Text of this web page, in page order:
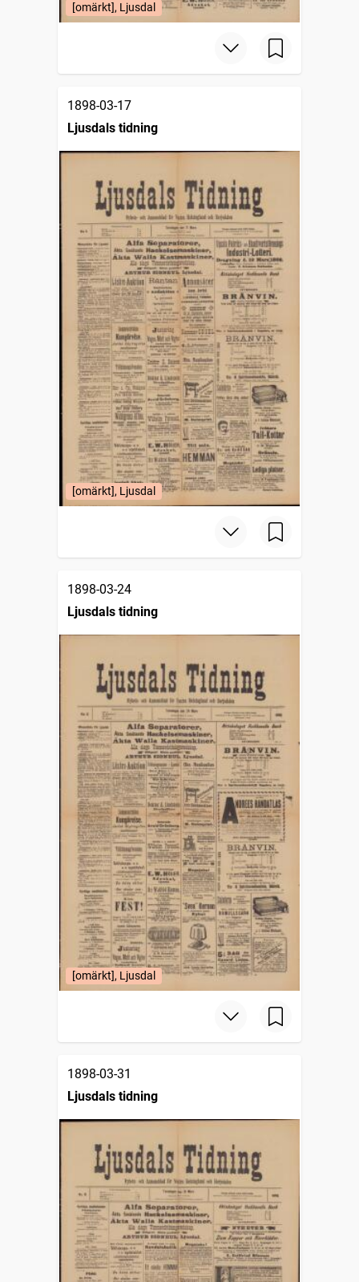
[omärkt], Ljusdal
1898-03-17
Ljusdals tidning
[omärkt], Ljusdal
1898-03-24
Ljusdals tidning
[omärkt], Ljusdal
1898-03-31
Ljusdals tidning